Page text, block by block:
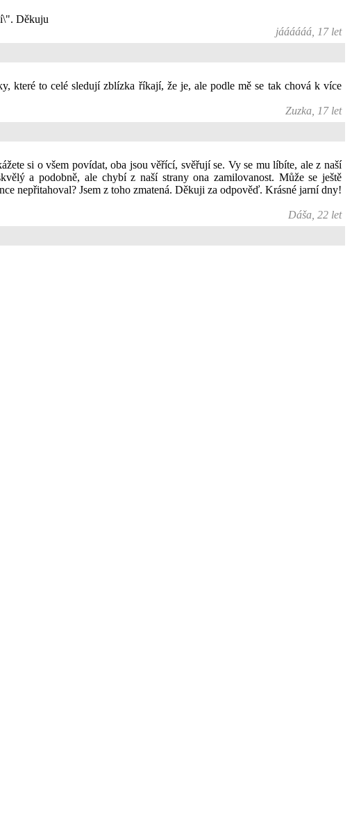
Děkuju
jáááááá, 17 let
které to celé sledují zblízka říkají, že je, ale podle mě se tak chová k více
Zuzka, 17 let
si o všem povídat, oba jsou věřící, svěřují se. Vy se mu líbíte, ale z naší
a podobně, ale chybí z naší strany ona zamilovanost. Může se ještě
nepřitahoval? Jsem z toho zmatená. Děkuji za odpověď. Krásné jarní dny!
Dáša, 22 let